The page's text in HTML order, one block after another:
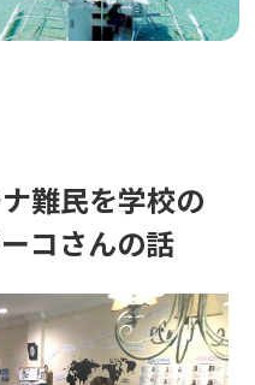
難民を学校の
コさんの話